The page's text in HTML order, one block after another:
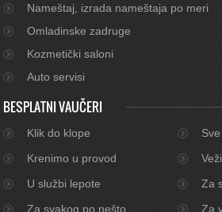
Nameštaj, izrada nameštaja po meri
Omladinske zadruge
Kozmetički saloni
Auto servisi
BESPLATNI VAUČERI
Klik do klope
Krenimo u provod
U službi lepote
Za
Za svakog po nešto
Za